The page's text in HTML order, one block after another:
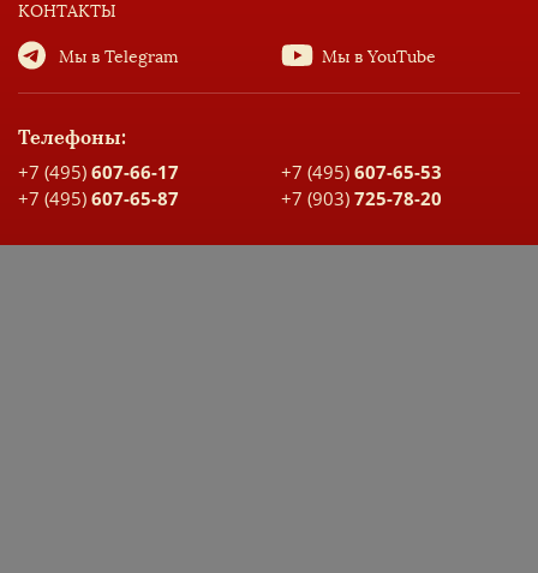
КОНТАКТЫ
Мы в Telegram Мы в YouTube
Телефоны:
+7 (495) 607-66-17 +7 (495) 607-65-53
+7 (495) 607-65-87 +7 (903) 725-78-20